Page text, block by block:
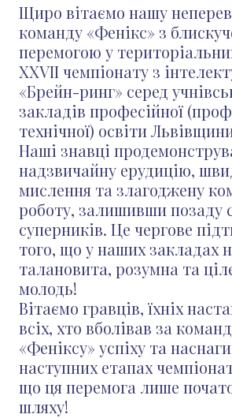
Щиро вітаємо нашу
команду «Фенікс» з
перемогою у
XXVII чемпіонату з
«Брейн-ринг» серед
закладів професійної
технічної) освіти
Наші знавці
надзвичайну ерудицію,
мислення та злагоджену
роботу, залишивши позаду
суперників. Це чергове
того, що у наших закладах
талановита, розумна та
молодь!
Вітаємо гравців, їхніх
всіх, хто вболівав за
«Феніксу» успіху та
наступних етапах
що ця перемога лише
шляху!